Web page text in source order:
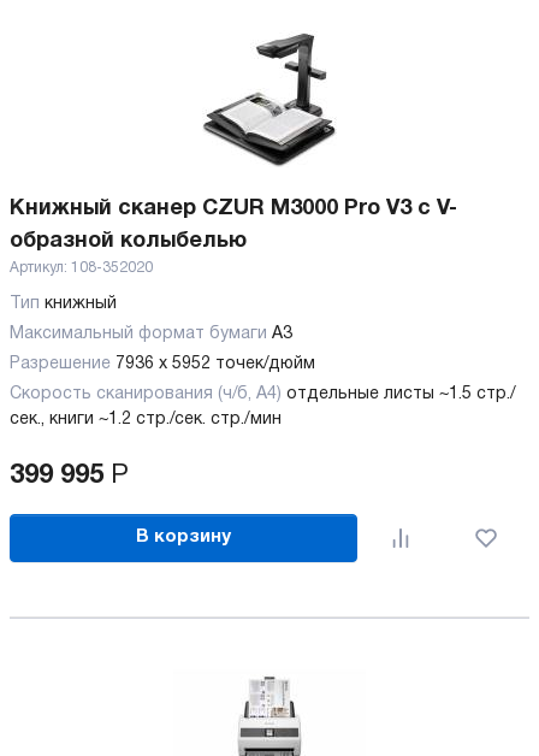
Книжный сканер CZUR M3000 Pro V3 с V-
образной колыбелью
Артикул: 108-352020
Тип книжный
Максимальный формат бумаги А3
Разрешение 7936 x 5952 точек/дюйм
Скорость сканирования (ч/б, А4) отдельные листы ~1.5 стр./
сек., книги ~1.2 стр./сек. стр./мин
399 995 Р
В корзину